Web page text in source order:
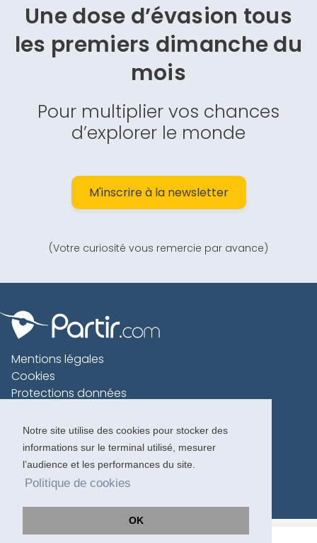
Notre site utilise des cookies pour stocker des
informations sur le terminal utilisé, mesurer
l’audience et les performances du site.
Politique de cookies
OK
Une dose d’évasion tous
les premiers dimanche du
mois
Pour multiplier vos chances
d’explorer le monde
M'inscrire à la newsletter
(Votre curiosité vous remercie par avance)
Mentions légales
Cookies
Protections données
Charte voyageur
Copyright 1996-2026